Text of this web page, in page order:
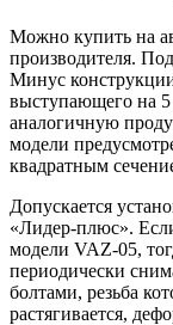
Можно купить на
производителя.
Минус
выступающего на
аналогичную
модели
квадратным
Допускается
«Лидер-плюс».
модели VAZ-05,
периодически
болтами, резьба
растягивается,